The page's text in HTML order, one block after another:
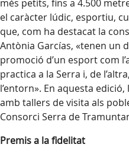
més petits, fins a 4.500
el caràcter lúdic, esportiu,
que, com ha destacat la
Antònia Garcías, «tenen un
promoció d’un esport com
practica a la Serra i, de
l’entorn». En aquesta
amb tallers de visita als
Consorci Serra de
Premis a la fidelitat